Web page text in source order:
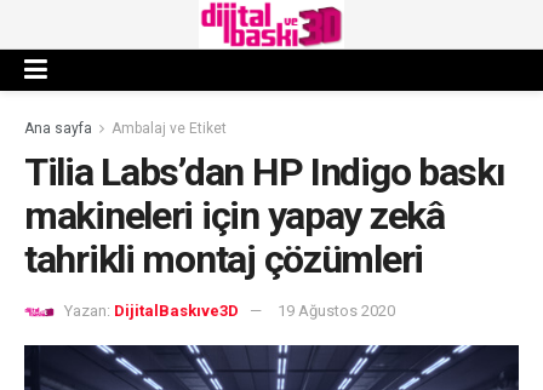
Ana sayfa Ambalaj ve Etiket
Tilia Labs’dan HP Indigo baskı
makineleri için yapay zekâ
tahrikli montaj çözümleri
Yazan: DijitalBaskıve3D 19 Ağustos 2020